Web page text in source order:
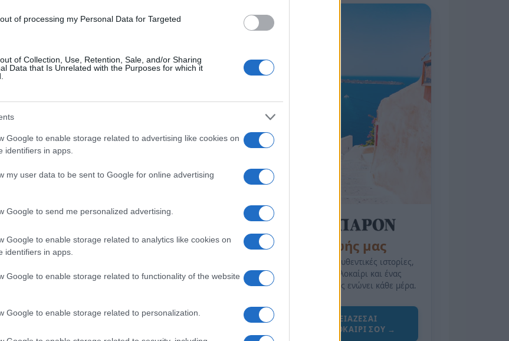
of processing my Personal Data for Targeted
of Collection, Use, Retention, Sale, and/or Sharing
Data that Is Unrelated with the Purposes for which it
Google to enable storage related to advertising like cookies on
identifiers in apps.
my user data to be sent to Google for online advertising
Google to send me personalized advertising.
Google to enable storage related to analytics like cookies on
identifiers in apps.
Google to enable storage related to functionality of the website
Google to enable storage related to personalization.
24/7
Η ΣΤΗΛΗ ΜΑΣ
της Ζωής μας
Οι άνθρωποι, οι αυθεντικές ιστορίες,
το ελληνικό καλοκαίρι και ένας
πολιτισμός που μας ενώνει κάθε μέρα.
ΟΣΑ ΧΡΕΙΑΖΕΣΑΙ
ΓΙΑ ΤΟ ΚΑΛΟΚΑΙΡΙ ΣΟΥ →